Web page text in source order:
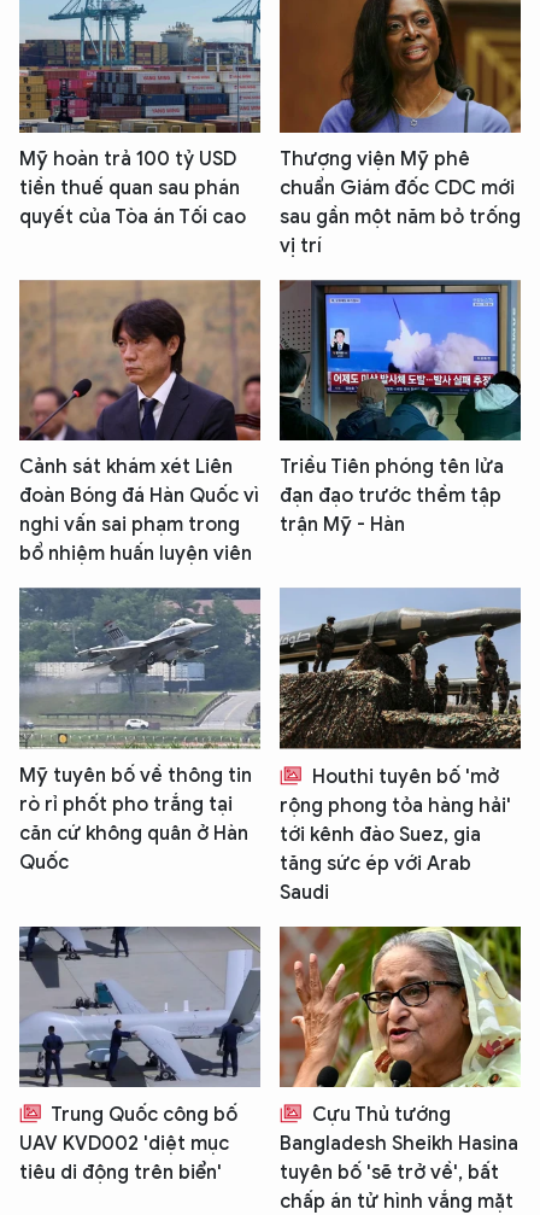
Mỹ hoàn trả 100 tỷ USD
tiền thuế quan sau phán
quyết của Tòa án Tối cao
Thượng viện Mỹ phê
chuẩn Giám đốc CDC mới
sau gần một năm bỏ trống
vị trí
Cảnh sát khám xét Liên
đoàn Bóng đá Hàn Quốc vì
nghi vấn sai phạm trong
bổ nhiệm huấn luyện viên
Triều Tiên phóng tên lửa
đạn đạo trước thềm tập
trận Mỹ - Hàn
Mỹ tuyên bố về thông tin
rò rỉ phốt pho trắng tại
căn cứ không quân ở Hàn
Quốc
Houthi tuyên bố 'mở
rộng phong tỏa hàng hải'
tới kênh đào Suez, gia
tăng sức ép với Arab
Saudi
Trung Quốc công bố
UAV KVD002 'diệt mục
tiêu di động trên biển'
Cựu Thủ tướng
Bangladesh Sheikh Hasina
tuyên bố 'sẽ trở về', bất
chấp án tử hình vắng mặt